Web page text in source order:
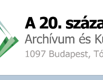
Tóth
archívum adattár